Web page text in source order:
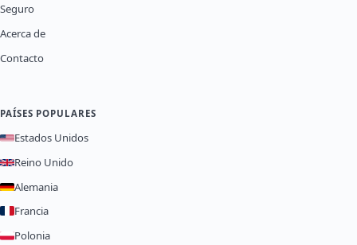
Seguro
Acerca de
Contacto
PAÍSES POPULARES
Estados Unidos
Reino Unido
Alemania
Francia
Polonia